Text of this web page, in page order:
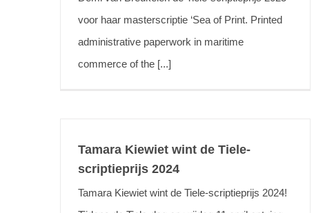
voor haar masterscriptie ‘Sea of Print. Printed
administrative paperwork in maritime
commerce of the [...]
Tamara Kiewiet wint de Tiele-
scriptieprijs 2024
Tamara Kiewiet wint de Tiele-scriptieprijs 2024!